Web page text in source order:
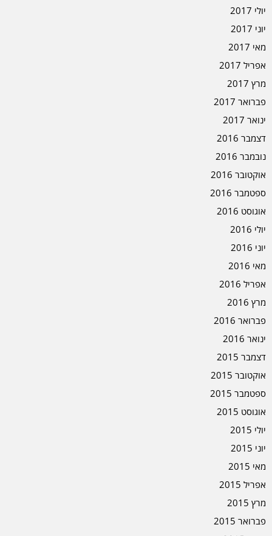
יולי 2017
יוני 2017
מאי 2017
אפריל 2017
מרץ 2017
פברואר 2017
ינואר 2017
דצמבר 2016
נובמבר 2016
אוקטובר 2016
ספטמבר 2016
אוגוסט 2016
יולי 2016
יוני 2016
מאי 2016
אפריל 2016
מרץ 2016
פברואר 2016
ינואר 2016
דצמבר 2015
אוקטובר 2015
ספטמבר 2015
אוגוסט 2015
יולי 2015
יוני 2015
מאי 2015
אפריל 2015
מרץ 2015
פברואר 2015